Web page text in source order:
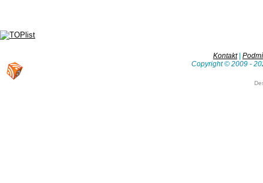
Kontakt|
Copyright © 2009 -